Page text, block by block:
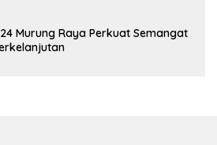
Murung Raya Perkuat Semangat